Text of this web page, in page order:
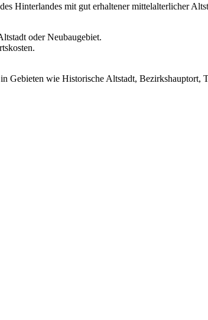
Hinterlandes mit gut erhaltener mittelalterlicher
oder Neubaugebiet.
Gebieten wie Historische Altstadt, Bezirkshauptort,